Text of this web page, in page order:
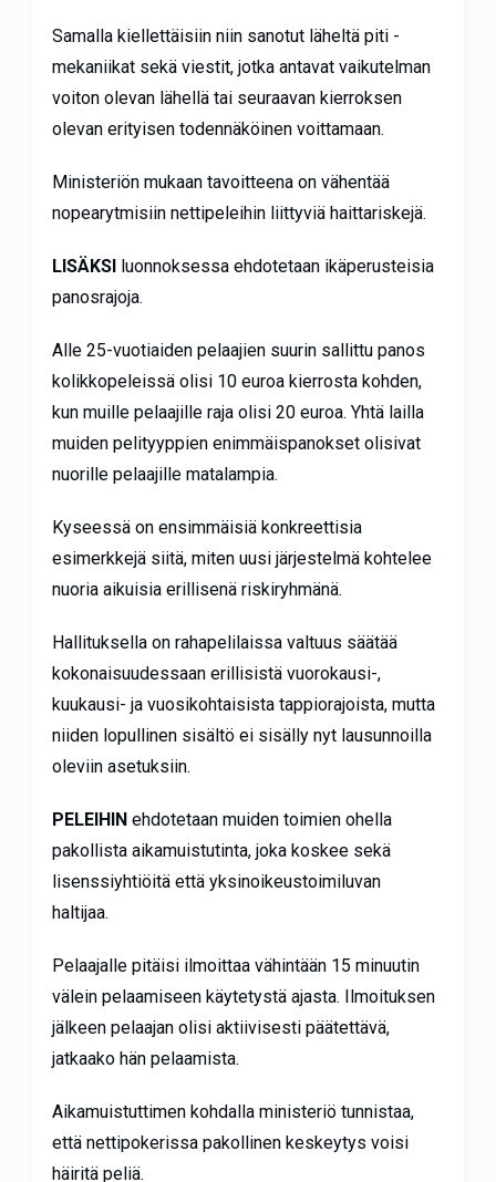
Samalla kiellettäisiin niin sanotut läheltä piti -
mekaniikat sekä viestit, jotka antavat vaikutelman
voiton olevan lähellä tai seuraavan kierroksen
olevan erityisen todennäköinen voittamaan.
Ministeriön mukaan tavoitteena on vähentää
nopearytmisiin nettipeleihin liittyviä haittariskejä.
LISÄKSI luonnoksessa ehdotetaan ikäperusteisia
panosrajoja.
Alle 25-vuotiaiden pelaajien suurin sallittu panos
kolikkopeleissä olisi 10 euroa kierrosta kohden,
kun muille pelaajille raja olisi 20 euroa. Yhtä lailla
muiden pelityyppien enimmäispanokset olisivat
nuorille pelaajille matalampia.
Kyseessä on ensimmäisiä konkreettisia
esimerkkejä siitä, miten uusi järjestelmä kohtelee
nuoria aikuisia erillisenä riskiryhmänä.
Hallituksella on rahapelilaissa valtuus säätää
kokonaisuudessaan erillisistä vuorokausi-,
kuukausi- ja vuosikohtaisista tappiorajoista, mutta
niiden lopullinen sisältö ei sisälly nyt lausunnoilla
oleviin asetuksiin.
PELEIHIN ehdotetaan muiden toimien ohella
pakollista aikamuistutinta, joka koskee sekä
lisenssiyhtiöitä että yksinoikeustoimiluvan
haltijaa.
Pelaajalle pitäisi ilmoittaa vähintään 15 minuutin
välein pelaamiseen käytetystä ajasta. Ilmoituksen
jälkeen pelaajan olisi aktiivisesti päätettävä,
jatkaako hän pelaamista.
Aikamuistuttimen kohdalla ministeriö tunnistaa,
että nettipokerissa pakollinen keskeytys voisi
häiritä peliä.